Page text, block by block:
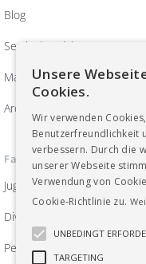
Blog
Servicebereich
Magazin ArbeitsWelten
Archiv
Fachgruppen
Jugend
Diversität, Frauen und
Pensionist_innen
Unsere
Cookies.
Wir verwenden
Benutzerfreundlichkeit
verbessern. Durch die
unserer Webseite
Verwendung von
Cookie-Richtlinie zu.
UNBEDINGT
TARGETING